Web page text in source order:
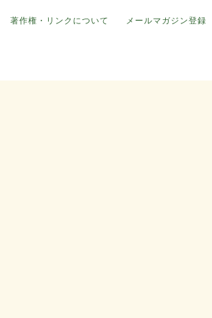
著作権・リンクについて メールマガジン登録